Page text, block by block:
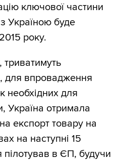
ключової частини
Україною буде
року.
триватимуть
для впровадження
необхідних для
Україна отримала
експорт товару на
на наступні 15
пілотував в ЄП, будучи